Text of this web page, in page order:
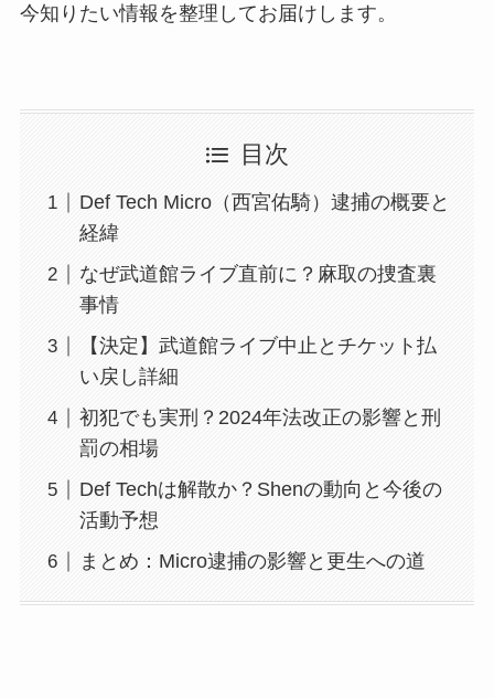
今知りたい情報を整理してお届けします。
目次
Def Tech Micro（西宮佑騎）逮捕の概要と
経緯
なぜ武道館ライブ直前に？麻取の捜査裏
事情
【決定】武道館ライブ中止とチケット払
い戻し詳細
初犯でも実刑？2024年法改正の影響と刑
罰の相場
Def Techは解散か？Shenの動向と今後の
活動予想
まとめ：Micro逮捕の影響と更生への道